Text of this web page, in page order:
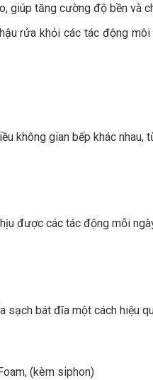
giúp tăng cường độ bền và
rửa khỏi các tác động
không gian bếp khác nhau,
được các tác động mỗi
sạch bát đĩa một cách hiệu
(kèm siphon)